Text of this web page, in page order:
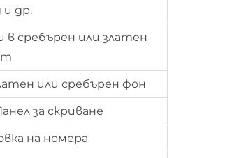
и др.
в сребърен или златен
или сребърен фон
за скриване
на номера